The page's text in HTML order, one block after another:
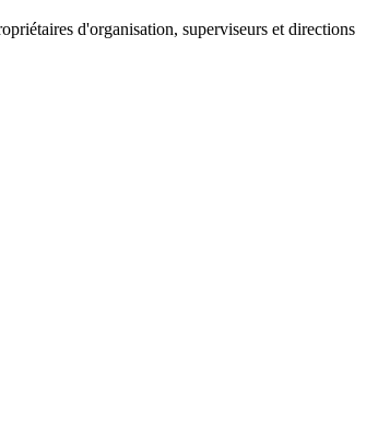
d'organisation, superviseurs et directions